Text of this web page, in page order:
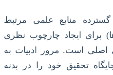
منابع علمی مرتبط
برای ایجاد چارچوب نظری
اصلی است. مرور ادبیات به
تحقیق خود را در بدنه